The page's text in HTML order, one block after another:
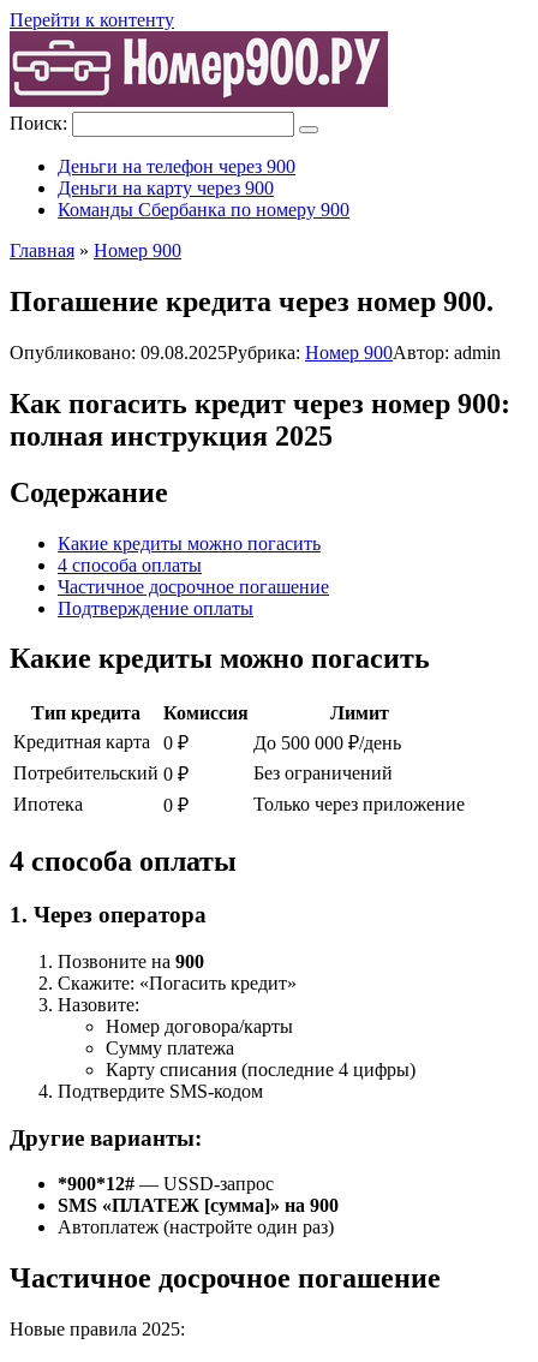
Перейти к контенту
Поиск:
Деньги на телефон через 900
Деньги на карту через 900
Команды Сбербанка по номеру 900
Главная » Номер 900
Погашение кредита через номер 900.
Опубликовано: 09.08.2025Рубрика: Номер 900Автор: admin
Как погасить кредит через номер 900:
полная инструкция 2025
Содержание
Какие кредиты можно погасить
4 способа оплаты
Частичное досрочное погашение
Подтверждение оплаты
Какие кредиты можно погасить
Тип кредита Комиссия
Лимит
Кредитная карта
0 ₽
До 500 000 ₽/день
Потребительский 0 ₽
Без ограничений
Ипотека
0 ₽ Только через приложение
4 способа оплаты
1. Через оператора
Позвоните на 900
Скажите: «Погасить кредит»
Назовите:
Номер договора/карты
Сумму платежа
Карту списания (последние 4 цифры)
Подтвердите SMS-кодом
Другие варианты:
*900*12# — USSD-запрос
SMS «ПЛАТЕЖ [сумма]» на 900
Автоплатеж (настройте один раз)
Частичное досрочное погашение
Новые правила 2025: